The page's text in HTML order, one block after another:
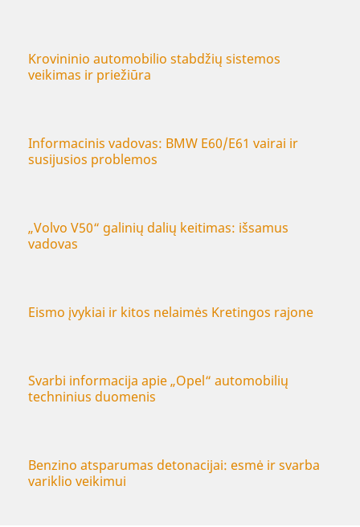
Krovininio automobilio stabdžių sistemos
veikimas ir priežiūra
Informacinis vadovas: BMW E60/E61 vairai ir
susijusios problemos
„Volvo V50“ galinių dalių keitimas: išsamus
vadovas
Eismo įvykiai ir kitos nelaimės Kretingos rajone
Svarbi informacija apie „Opel“ automobilių
techninius duomenis
Benzino atsparumas detonacijai: esmė ir svarba
variklio veikimui